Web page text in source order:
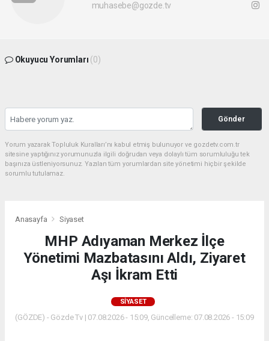
muhasebe@gozde.tv
Okuyucu Yorumları (0)
Gönder
Yorum yazarak Topluluk Kuralları’nı kabul etmiş bulunuyor ve gozdetv.com.tr
sitesine yaptığınız yorumunuzla ilgili doğrudan veya dolaylı tüm sorumluluğu tek
başınıza üstleniyorsunuz. Yazılan tüm yorumlardan site yönetimi hiçbir şekilde
sorumlu tutulamaz.
Anasayfa Siyaset
MHP Adıyaman Merkez İlçe
Yönetimi Mazbatasını Aldı, Ziyaret
Aşı İkram Etti
SIYASET
(GÖZDE) - Gözde Tv | 07.08.2026 - 15:09, Güncelleme: 07.08.2026 - 15:09